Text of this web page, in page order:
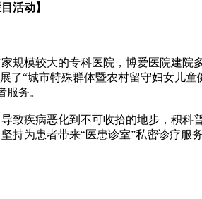
活动】
模较大的专科医院，博爱医院建院
了“城市特殊群体暨农村留守妇女儿
务。
疾病恶化到不可收拾的地步，积科
为患者带来“医患诊室”私密诊疗服